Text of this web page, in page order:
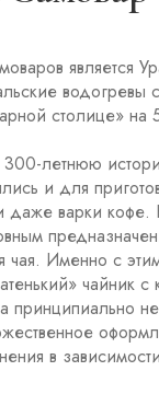
является
водогревы
столице» на
летнюю
и для
даже варки
чая. Именно с
чайник с
принципиально
в